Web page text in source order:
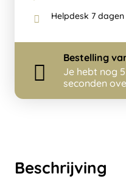
Beschrijving
Helpdesk 7
Bestelling
Je hebt nog
seconden